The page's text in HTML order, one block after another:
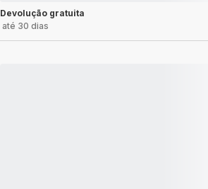
Devolução gratuita
até 30 dias